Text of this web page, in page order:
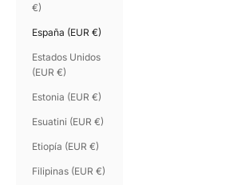
€)
España (EUR €)
Estados Unidos
(EUR €)
Estonia (EUR €)
Esuatini (EUR €)
Etiopía (EUR €)
Filipinas (EUR €)